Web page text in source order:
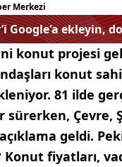
Merkezi
Google'a ekleyin,
konut projesi
konut
81 ilde
sürerken, Çevre,
geldi.
Konut fiyatları,